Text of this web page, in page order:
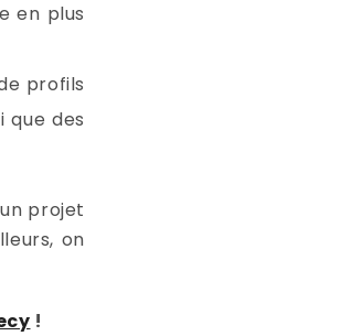
en plus
profils
que des
projet
on
!